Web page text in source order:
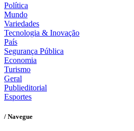
Política
Mundo
Variedades
Tecnologia & Inovação
País
Segurança Pública
Economia
Turismo
Geral
Publieditorial
Esportes
/ Navegue